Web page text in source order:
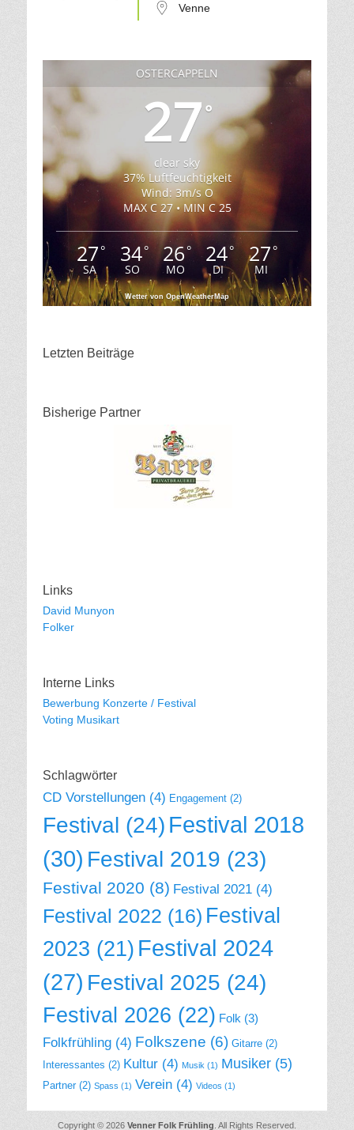
Venne
OSTERCAPPELN
27°
clear sky
37% Luftfeuchtigkeit
Wind: 3m/s O
MAX C 27 • MIN C 25
27°
SA
34°
SO
26°
MO
24°
DI
27°
MI
Wetter von OpenWeatherMap
Letzten Beiträge
Bisherige Partner
Links
David Munyon
Folker
Interne Links
Bewerbung Konzerte / Festival
Voting Musikart
Schlagwörter
CD Vorstellungen (4) Engagement (2)
Festival (24) Festival 2018
(30) Festival 2019 (23)
Festival 2020 (8) Festival 2021 (4)
Festival 2022 (16) Festival
2023 (21) Festival 2024
(27) Festival 2025 (24)
Festival 2026 (22) Folk (3)
Folkfrühling (4) Folkszene (6) Gitarre (2)
Interessantes (2) Kultur (4) Musik (1) Musiker (5)
Partner(2) Spass (1) Verein (4) Videos (1)
Copyright © 2026 Venner Folk Frühling . All Rights Reserved.